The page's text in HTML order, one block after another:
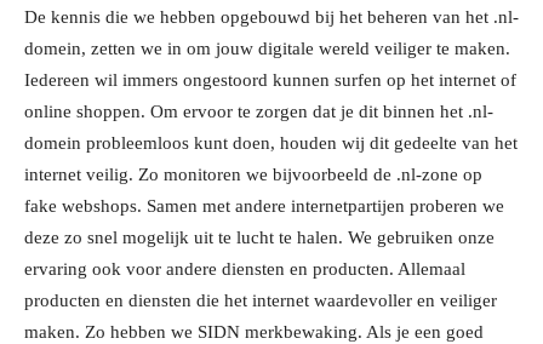
De kennis die we hebben opgebouwd bij het beheren van het .nl-
domein, zetten we in om jouw digitale wereld veiliger te maken.
Iedereen wil immers ongestoord kunnen surfen op het internet of
online shoppen. Om ervoor te zorgen dat je dit binnen het .nl-
domein probleemloos kunt doen, houden wij dit gedeelte van het
internet veilig. Zo monitoren we bijvoorbeeld de .nl-zone op
fake webshops. Samen met andere internetpartijen proberen we
deze zo snel mogelijk uit te lucht te halen. We gebruiken onze
ervaring ook voor andere diensten en producten. Allemaal
producten en diensten die het internet waardevoller en veiliger
maken. Zo hebben we SIDN merkbewaking. Als je een goed